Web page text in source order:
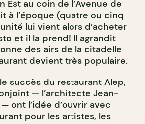
Est au coin de l’Avenue de
à l’époque (quatre ou cinq
lui vient alors d’acheter
et il la prend! Il agrandit
des airs de la citadelle
devient très populaire.
le succès du restaurant Alep,
— l’architecte Jean-
ont l’idée d’ouvrir avec
pour les artistes, les